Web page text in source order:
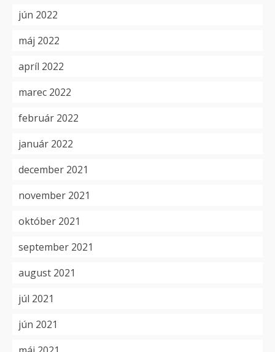
jún 2022
máj 2022
apríl 2022
marec 2022
február 2022
január 2022
december 2021
november 2021
október 2021
september 2021
august 2021
júl 2021
jún 2021